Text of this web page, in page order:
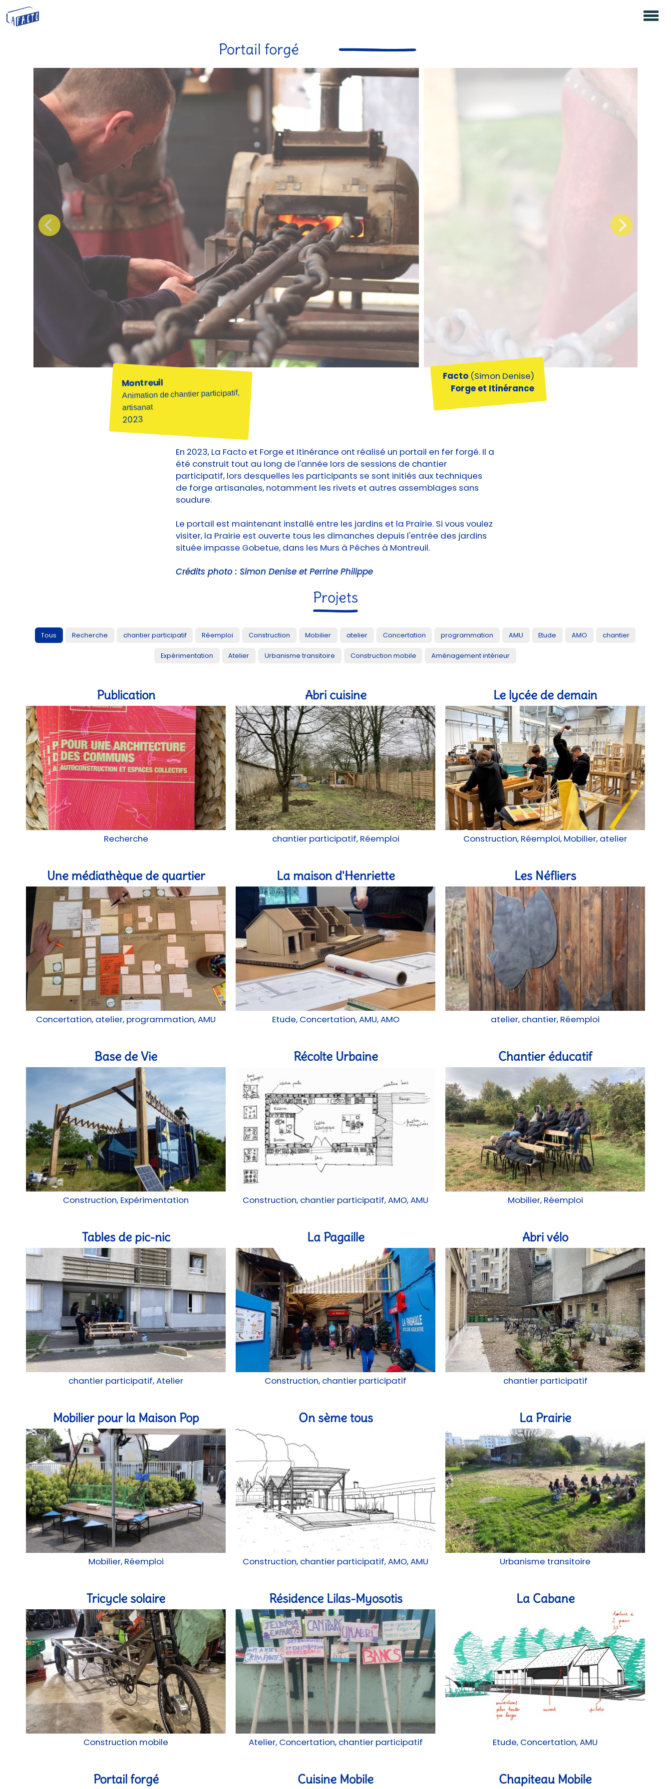
Portail forgé
Montreuil
Animation de chantier participatif,
artisanat
2023
Facto(Simon Denise)
Forge et Itinérance
En 2023, La Facto et Forge et Itinérance ont réalisé un portail en fer forgé. Il a
été construit tout au long de l'année lors de sessions de chantier
participatif, lors desquelles les participants se sont initiés aux techniques
de forge artisanales, notamment les rivets et autres assemblages sans
soudure.
Le portail est maintenant installé entre les jardins et la Prairie. Si vous voulez
visiter, la Prairie est ouverte tous les dimanches depuis l'entrée des jardins
située impasse Gobetue, dans les Murs à Pêches à Montreuil.
Crédits photo : Simon Denise et Perrine Philippe
Projets
Tous Recherche chantier participatif Réemploi Construction Mobilier atelier Concertation programmation AMU Etude AMO chantier
Expérimentation Atelier Urbanisme transitoire Construction mobile Aménagement intérieur
Publication
Recherche
Abri cuisine
chantier participatif, Réemploi
Le lycée de demain
Construction, Réemploi, Mobilier, atelier
Une médiathèque de quartier
Concertation, atelier, programmation, AMU
La maison d'Henriette
Etude, Concertation, AMU, AMO
Les Néfliers
atelier, chantier, Réemploi
Base de Vie
Construction, Expérimentation
Récolte Urbaine
Construction, chantier participatif, AMO, AMU
Chantier éducatif
Mobilier, Réemploi
Tables de pic-nic
chantier participatif, Atelier
La Pagaille
Construction, chantier participatif
Abri vélo
chantier participatif
Mobilier pour la Maison Pop
Mobilier, Réemploi
On sème tous
Construction, chantier participatif, AMO, AMU
La Prairie
Urbanisme transitoire
Tricycle solaire
Construction mobile
Résidence Lilas-Myosotis
Atelier, Concertation, chantier participatif
La Cabane
Etude, Concertation, AMU
Portail forgé Cuisine Mobile Chapiteau Mobile